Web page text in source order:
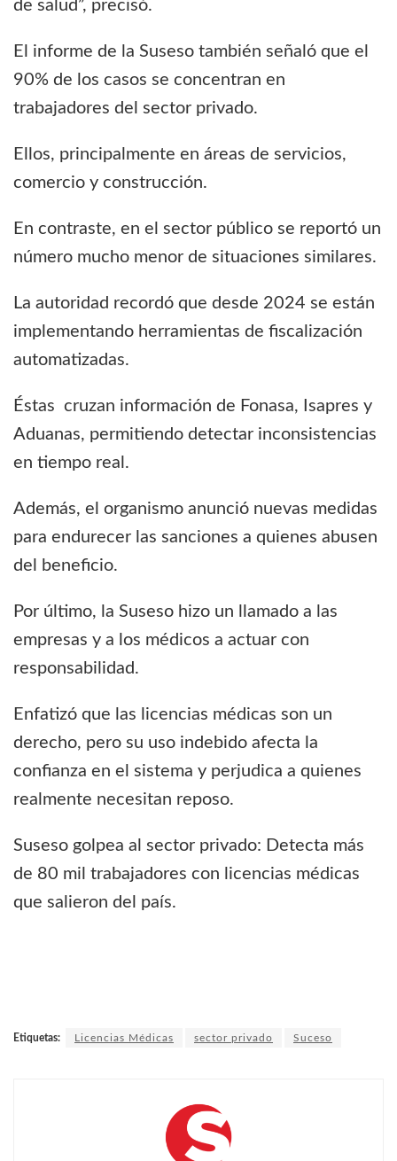
de salud”, precisó.
El informe de la Suseso también señaló que el
90% de los casos se concentran en
trabajadores del sector privado.
Ellos, principalmente en áreas de servicios,
comercio y construcción.
En contraste, en el sector público se reportó un
número mucho menor de situaciones similares.
La autoridad recordó que desde 2024 se están
implementando herramientas de fiscalización
automatizadas.
Éstas cruzan información de Fonasa, Isapres y
Aduanas, permitiendo detectar inconsistencias
en tiempo real.
Además, el organismo anunció nuevas medidas
para endurecer las sanciones a quienes abusen
del beneficio.
Por último, la Suseso hizo un llamado a las
empresas y a los médicos a actuar con
responsabilidad.
Enfatizó que las licencias médicas son un
derecho, pero su uso indebido afecta la
confianza en el sistema y perjudica a quienes
realmente necesitan reposo.
Suseso golpea al sector privado: Detecta más
de 80 mil trabajadores con licencias médicas
que salieron del país.
Etiquetas: Licencias Médicas sector privado Suceso